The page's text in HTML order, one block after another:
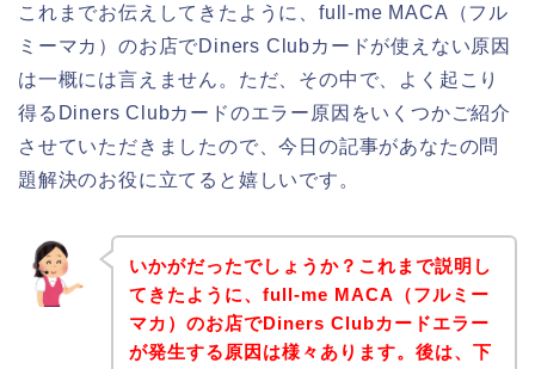
これまでお伝えしてきたように、full-me MACA（フル
ミーマカ）のお店でDiners Clubカードが使えない原因
は一概には言えません。ただ、その中で、よく起こり
得るDiners Clubカードのエラー原因をいくつかご紹介
させていただきましたので、今日の記事があなたの問
題解決のお役に立てると嬉しいです。
いかがだったでしょうか？これまで説明し
てきたように、full-me MACA（フルミー
マカ）のお店でDiners Clubカードエラー
が発生する原因は様々あります。後は、下